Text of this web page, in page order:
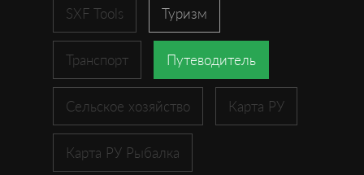
SXF Tools Туризм
Транспорт Путеводитель
Сельское хозяйство Карта РУ
Карта РУ Рыбалка